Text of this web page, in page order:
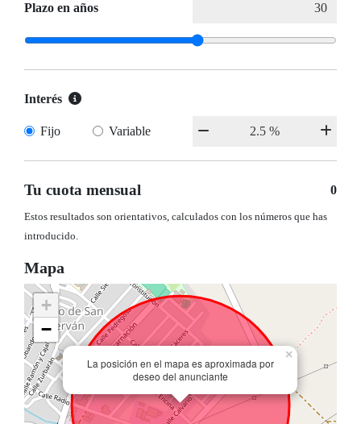
Plazo en años
Interés
Fijo Variable
Tu cuota mensual 0
Estos resultados son orientativos, calculados con los números que has
introducido.
Mapa
La posición en el mapa es aproximada por
deseo del anunciante
×
+
−